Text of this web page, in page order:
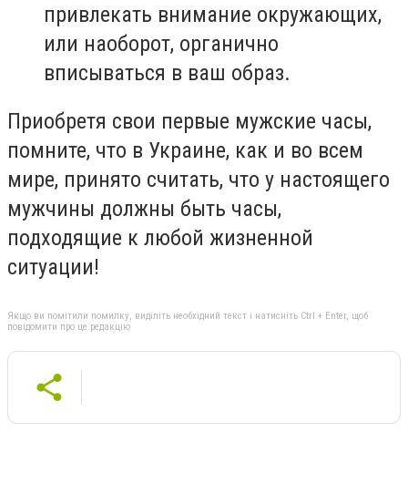
привлекать внимание окружающих,
или наоборот, органично
вписываться в ваш образ.
Приобретя свои первые мужские часы,
помните, что в Украине, как и во всем
мире, принято считать, что у настоящего
мужчины должны быть часы,
подходящие к любой жизненной
ситуации!
Якщо ви помітили помилку, виділіть необхідний текст і натисніть Ctrl + Enter, щоб
повідомити про це редакцію